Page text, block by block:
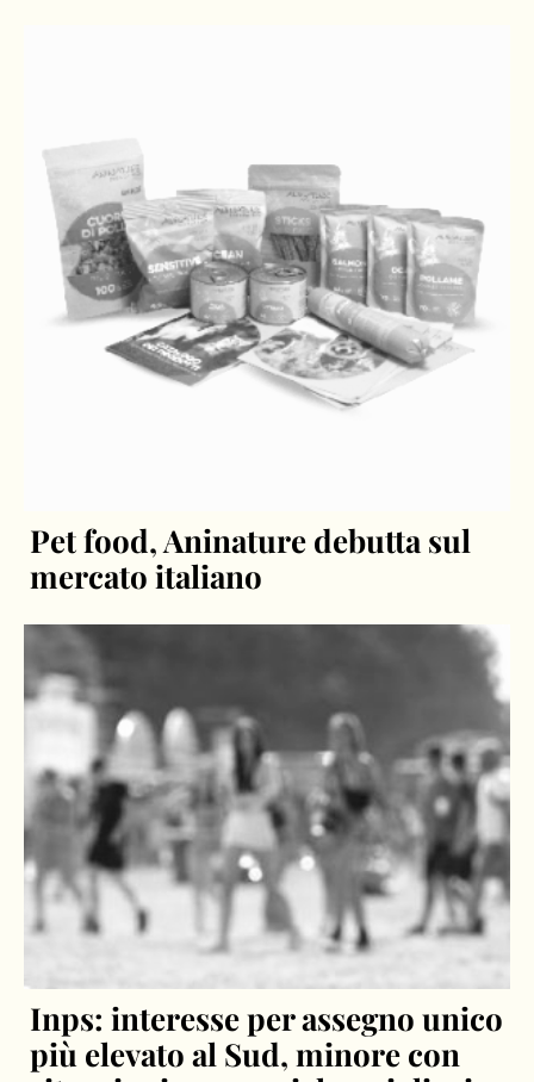
Pet food, Aninature debutta sul
mercato italiano
Inps: interesse per assegno unico
più elevato al Sud, minore con